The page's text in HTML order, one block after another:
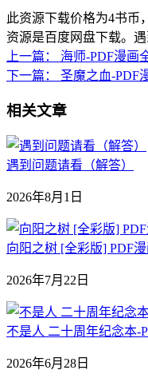
此资源下载价格为4书币
资源是百度网盘下载。
上一篇：
海师-PDF漫画
下一篇：
圣魔之血-PDF
相关文章
遇到问题请看（解答）
2026年8月1日
向阳之树 [全彩版] PDF
2026年7月22日
不是人 二十周年纪念本-
2026年6月28日